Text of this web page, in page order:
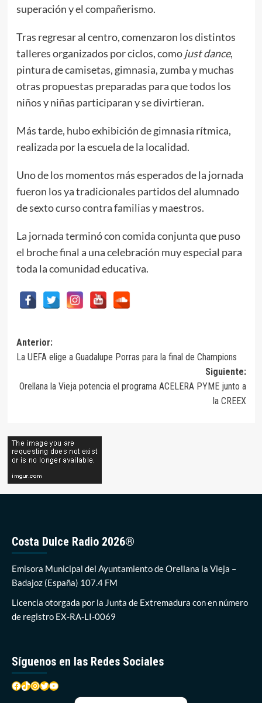
superación y el compañerismo.
Tras regresar al centro, comenzaron los distintos
talleres organizados por ciclos, comojust dance,
pintura de camisetas, gimnasia, zumba y muchas
otras propuestas preparadas para que todos los
niños y niñas participaran y se divirtieran.
Más tarde, hubo exhibición de gimnasia rítmica,
realizada por la escuela de la localidad.
Uno de los momentos más esperados de la jornada
fueron los ya tradicionales partidos del alumnado
de sexto curso contra familias y maestros.
La jornada terminó con comida conjunta que puso
el broche final a una celebración muy especial para
toda la comunidad educativa.
Navegación
de
entradas
Anterior:
La UEFA elige a Guadalupe Porras para la final de Champions
Siguiente:
Orellana la Vieja potencia el programa ACELERA PYME junto a
la CREEX
Costa Dulce Radio 2026®
Emisora Municipal del Ayuntamiento de Orellana la Vieja –
Badajoz (España) 107.4 FM
Licencia otorgada por la Junta de Extremadura con en número
de registro EX-RA-LI-0069
Síguenos en las Redes Sociales
Facebook
TikTok
Instagram
Twitter
YouTube